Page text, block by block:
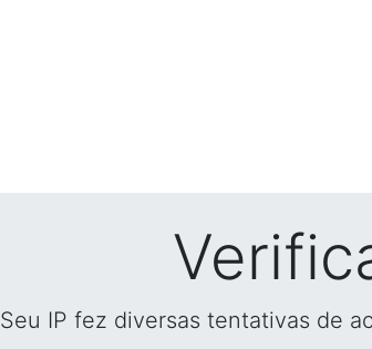
Seu IP fez diversas tentativas de